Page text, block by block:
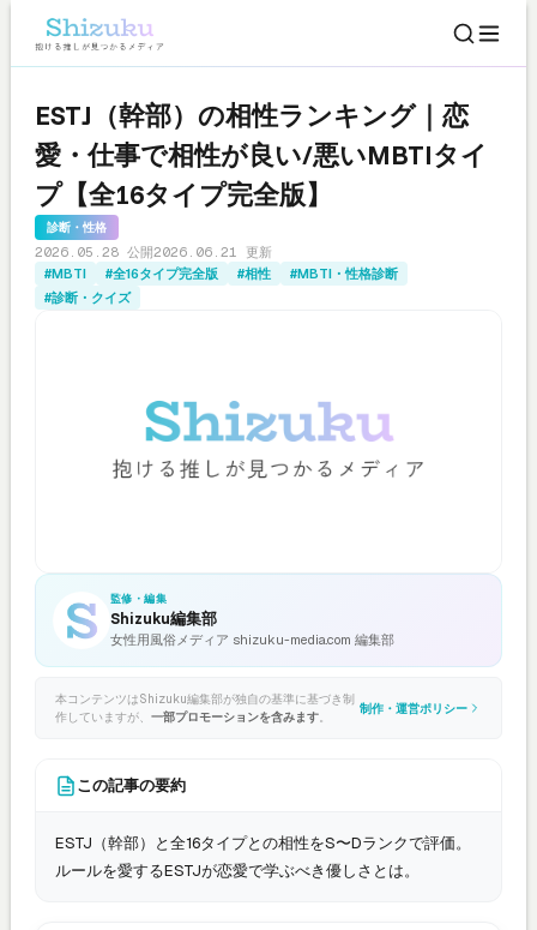
ESTJ（幹部）の相性ランキング｜恋
愛・仕事で相性が良い/悪いMBTIタイ
プ【全16タイプ完全版】
診断・性格
2026.05.28 公開2026.06.21 更新
#MBTI
#全16タイプ完全版 #相性
#MBTI・性格診断
#診断・クイズ
監修・編集
Shizuku編集部
女性用風俗メディア shizuku-media.com 編集部
本コンテンツはShizuku編集部が独自の基準に基づき制
作していますが、 一部プロモーションを含みます。
制作・運営ポリシー
この記事の要約
ESTJ（幹部）と全16タイプとの相性をS〜Dランクで評価。
ルールを愛するESTJが恋愛で学ぶべき優しさとは。